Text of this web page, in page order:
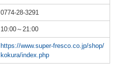
0774-28-3291
10:00～21:00
https://www.super-fresco.co.jp/shop/
kokura/index.php